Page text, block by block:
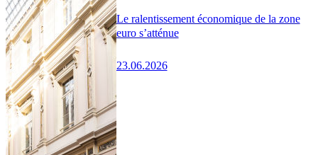
Le ralentissement économique de la zone
euro s’atténue
23.06.2026